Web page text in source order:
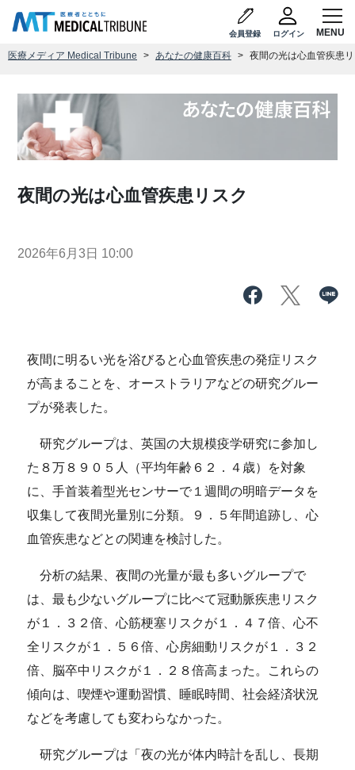
会員登録 ログイン
医療メディア Medical Tribune あなたの健康百科 夜間の光は心血管疾患
夜間の光は心血管疾患リスク
2026年6月3日 10:00
夜間に明るい光を浴びると心血管疾患の発症リスク
が高まることを、オーストラリアなどの研究グルー
プが発表した。
研究グループは、英国の大規模疫学研究に参加し
た８万８９０５人（平均年齢６２．４歳）を対象
に、手首装着型光センサーで１週間の明暗データを
収集して夜間光量別に分類。９．５年間追跡し、心
血管疾患などとの関連を検討した。
分析の結果、夜間の光量が最も多いグループで
は、最も少ないグループに比べて冠動脈疾患リスク
が１．３２倍、心筋梗塞リスクが１．４７倍、心不
全リスクが１．５６倍、心房細動リスクが１．３２
倍、脳卒中リスクが１．２８倍高まった。これらの
傾向は、喫煙や運動習慣、睡眠時間、社会経済状況
などを考慮しても変わらなかった。
研究グループは「夜の光が体内時計を乱し、長期